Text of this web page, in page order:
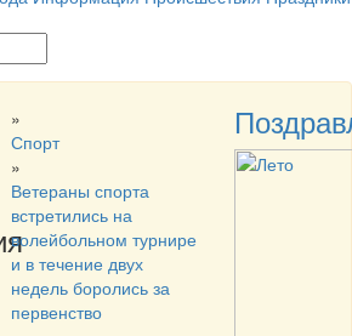
»
Спорт
»
Ветераны спорта
встретились на
волейбольном турнире
и в течение двух
недель боролись за
первенство